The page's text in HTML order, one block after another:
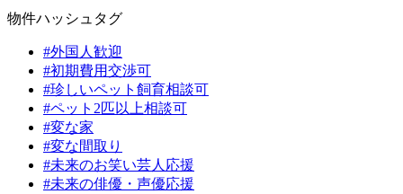
物件ハッシュタグ
#外国人歓迎
#初期費用交渉可
#珍しいペット飼育相談可
#ペット2匹以上相談可
#変な家
#変な間取り
#未来のお笑い芸人応援
#未来の俳優・声優応援